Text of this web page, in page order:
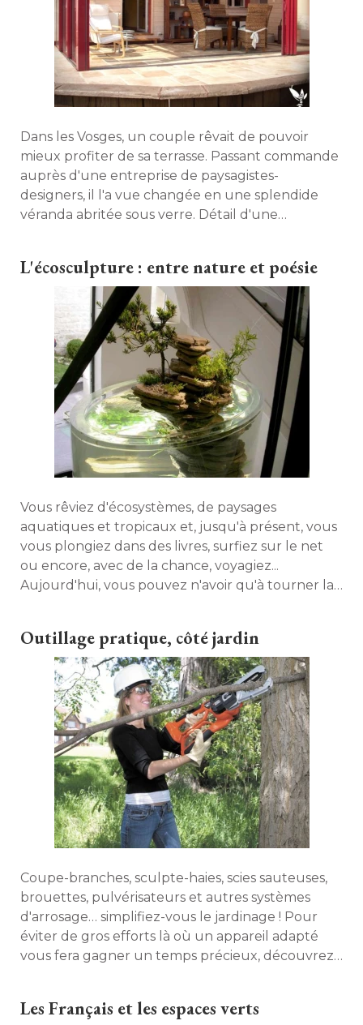
Dans les Vosges, un couple rêvait de pouvoir
mieux profiter de sa terrasse. Passant commande
auprès d'une entreprise de paysagistes-
designers, il l'a vue changée en une splendide
véranda abritée sous verre. Détail d'une
L'écosculpture : entre nature et poésie
Vous rêviez d'écosystèmes, de paysages
aquatiques et tropicaux et, jusqu'à présent, vous
vous plongiez dans des livres, surfiez sur le net
ou encore, avec de la chance, voyagiez...
Aujourd'hui, vous pouvez n'avoir qu'à tourner la
Duranton. Une invitation au voyage, entre nature
et poésie. Découverte.
Outillage pratique, côté jardin
Coupe-branches, sculpte-haies, scies sauteuses,
brouettes, pulvérisateurs et autres systèmes
d'arrosage… simplifiez-vous le jardinage ! Pour
éviter de gros efforts là où un appareil adapté
vous fera gagner un temps précieux, découvrez
Les Français et les espaces verts